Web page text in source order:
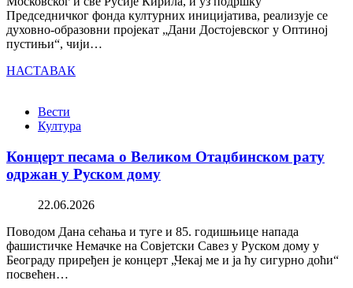
Председничког фонда културних иницијатива, реализује се
духовно-образовни пројекат „Дани Достојевског у Оптиној
пустињи“, чији…
НАСТАВАК
Вести
Култура
Концерт песама о Великом Отаџбинском рату
одржан у Руском дому
22.06.2026
Поводом Дана сећања и туге и 85. годишњице напада
фашистичке Немачке на Совјетски Савез у Руском дому у
Београду приређен је концерт „Чекај ме и ја ћу сигурно доћи“
посвећен…